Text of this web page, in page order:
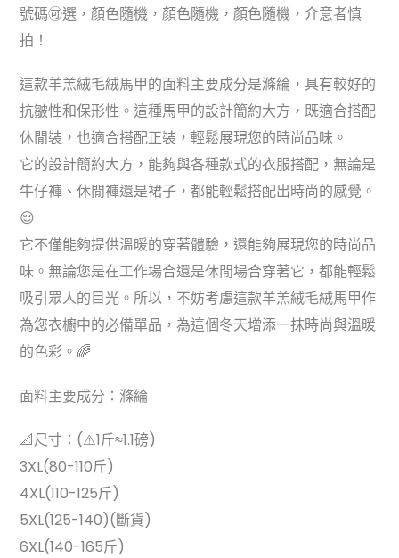
號碼🉑選，顏色隨機，顏色隨機，顏色隨機，介意者慎
拍！
這款羊羔絨毛絨馬甲的面料主要成分是滌綸，具有較好的
抗皺性和保形性。這種馬甲的設計簡約大方，既適合搭配
休閒裝，也適合搭配正裝，輕鬆展現您的時尚品味。
它的設計簡約大方，能夠與各種款式的衣服搭配，無論是
牛仔褲、休閒褲還是裙子，都能輕鬆搭配出時尚的感覺。
😌
它不僅能夠提供溫暖的穿著體驗，還能夠展現您的時尚品
味。無論您是在工作場合還是休閒場合穿著它，都能輕鬆
吸引眾人的目光。所以，不妨考慮這款羊羔絨毛絨馬甲作
為您衣櫥中的必備單品，為這個冬天增添一抹時尚與溫暖
的色彩。🌈
面料主要成分：滌綸
📐尺寸：(⚠️1斤≈1.1磅)
3XL(80-110斤)
4XL(110-125斤)
5XL(125-140)(斷貨)
6XL(140-165斤)